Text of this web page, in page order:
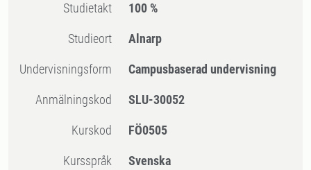
Studietakt 100 %
Studieort Alnarp
Undervisningsform Campusbaserad undervisning
Anmälningskod SLU-30052
Kurskod FÖ0505
Kursspråk Svenska